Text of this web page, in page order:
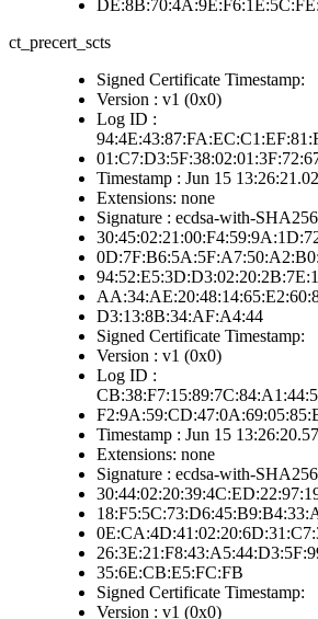
ct_precert_scts
Signed Certificate Timestamp:
Version : v1 (0x0)
Log ID :
Timestamp : Jun 15
Extensions: none
Signature : ecdsa-with-SHA256
D3:13:8B:34:AF:A4:44
Signed Certificate Timestamp:
Version : v1 (0x0)
Log ID :
Timestamp : Jun 15
Extensions: none
Signature : ecdsa-with-SHA256
35:6E:CB:E5:FC:FB
Signed Certificate Timestamp:
Version : v1 (0x0)